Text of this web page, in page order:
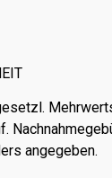
angegeben.